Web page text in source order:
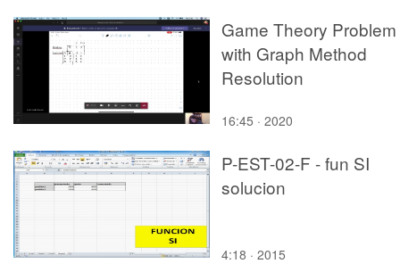
(SBR). Representación
en SBR: hechos y
Pattern-matching.
Game Theory Problem
with Graph Method
Resolution
16:45 · 2020
P-EST-02-F - fun SI
solucion
4:18 · 2015